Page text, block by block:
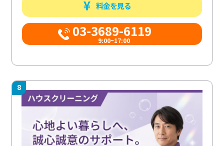
料金を見る
03-3689-6119
9:00~17:00
8